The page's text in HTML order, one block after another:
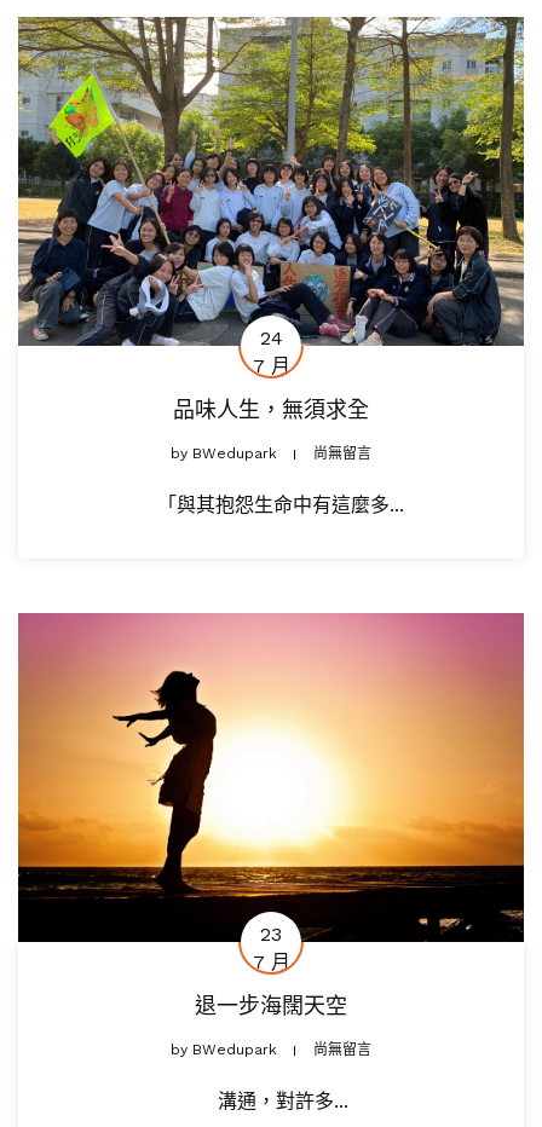
24
7 月
品味人生，無須求全
by BWedupark 尚無留言
「與其抱怨生命中有這麼多...
23
7 月
退一步海闊天空
by BWedupark 尚無留言
溝通，對許多...